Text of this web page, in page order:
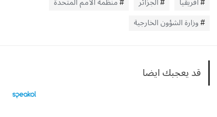
وزارة الشؤون الخارجية
قد يعجبك ايضا